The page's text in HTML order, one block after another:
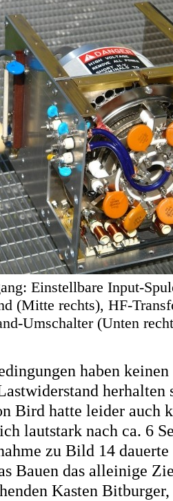
Einstellbare Input-
(Mitte rechts), HF-
Umschalter (Unten
haben
Bird hatte leider auch
lautstark nach ca. 6
zu Bild 14 dauerte
Bauen das alleinige
Kasten